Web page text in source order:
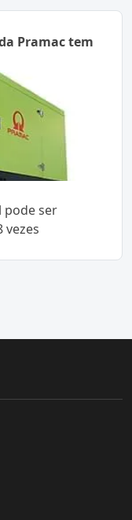
Pramac tem
pode ser
vezes